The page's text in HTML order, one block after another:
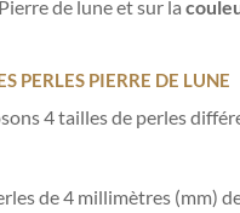
de lune et sur la
PERLES PIERRE DE LUNE
4 tailles de perles
de 4 millimètres (mm)